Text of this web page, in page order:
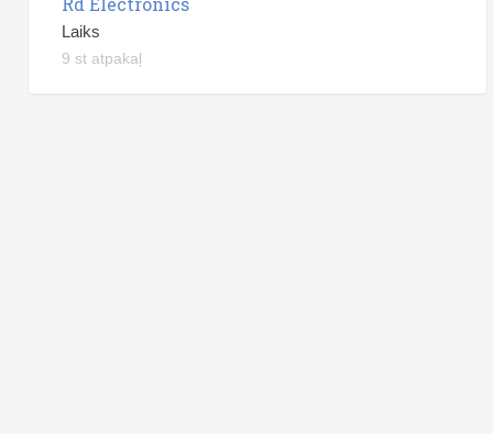
Laiks
9 st atpakaļ